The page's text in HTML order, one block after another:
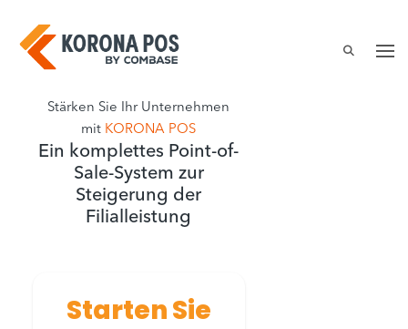
Inhalt
springen
Stärken Sie Ihr Unternehmen
mit KORONA POS
Ein komplettes Point-of-
Sale-System zur
Steigerung der
Filialleistung
Starten Sie